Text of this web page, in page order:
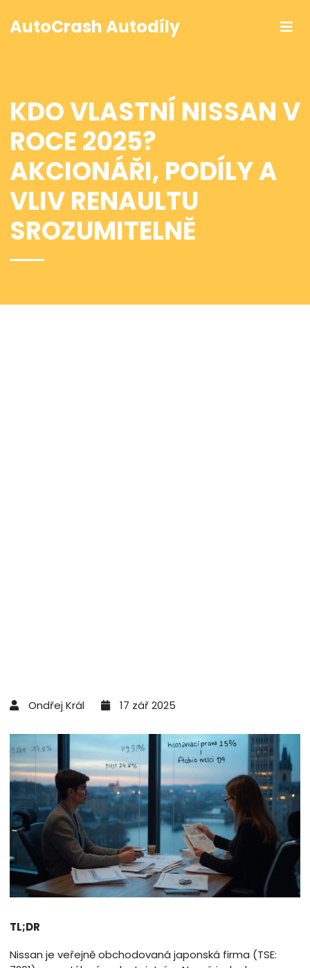
AutoCrash Autodíly
KDO VLASTNÍ NISSAN V
ROCE 2025?
AKCIONÁŘI, PODÍLY A
VLIV RENAULTU
SROZUMITELNĚ
Ondřej Král 17 zář 2025
TL;DR
Nissan je veřejně obchodovaná japonská firma (TSE: